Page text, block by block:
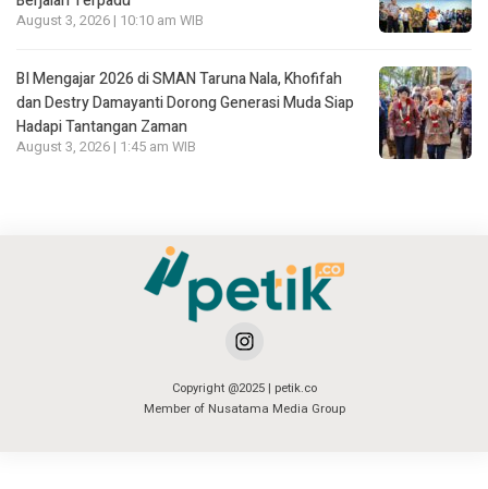
August 3, 2026 | 10:10 am WIB
BI Mengajar 2026 di SMAN Taruna Nala, Khofifah
dan Destry Damayanti Dorong Generasi Muda Siap
Hadapi Tantangan Zaman
August 3, 2026 | 1:45 am WIB
Copyright @2025 | petik.co
Member of Nusatama Media Group